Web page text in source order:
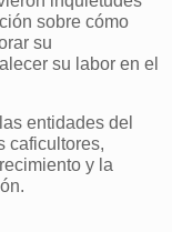
sobre cómo
su
su labor en el
entidades del
caficultores,
y la